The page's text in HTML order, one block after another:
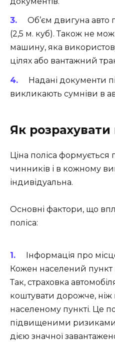
Об’єм двигуна
(2,5 м. куб). Також не
машину, яка
цілях або вантажний
Надані документи
викликають сумніви в
Як розрахувати
Ціна поліса формується
чинників і в кожному
індивідуальна.
Основні фактори, що
поліса:
Інформація про
Кожен населений пункт
Так, страховка
коштувати дорожче,
населеному пункті. Це
підвищеними
дією значної